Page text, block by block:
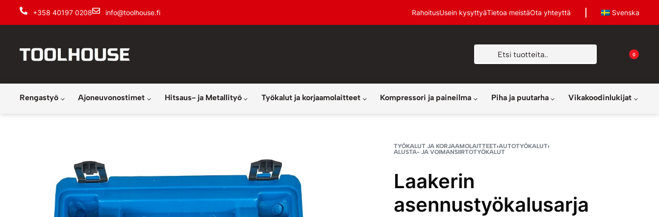
+358 40197 0208 info@toolhouse.fi RahoitusUsein kysyttyäTietoa meistäOta yhteyttä Svenska
0
Rengastyö Ajoneuvonostimet Hitsaus- ja Metallityö Työkalut ja korjaamolaitteet Kompressori ja paineilma Piha ja puutarha Vikakoodinlukijat
TYÖKALUT JA KORJAAMOLAITTEET›AUTOTYÖKALUT›
ALUSTA- JA VOIMANSIIRTOTYÖKALUT
Laakerin
asennustyökalusarja